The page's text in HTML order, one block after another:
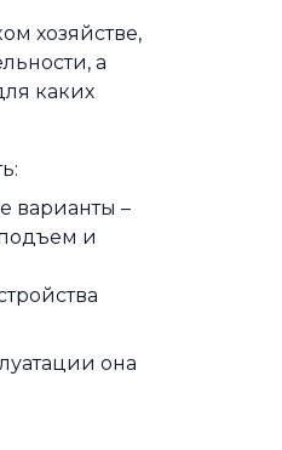
хозяйстве,
а
каких
варианты –
и
она